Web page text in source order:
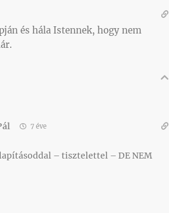
és hála Istennek, hogy nem
7 éve
– tisztelettel – DE NEM